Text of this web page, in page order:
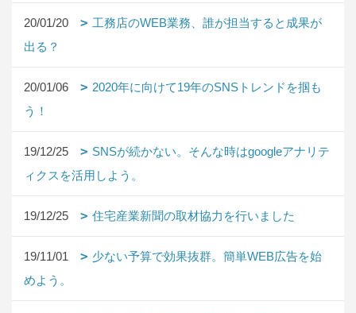
20/01/20
工務店のWEB業務、誰が担当すると成果が
出る？
20/01/06
2020年に向けて19年のSNSトレンドを掴も
う！
19/12/25
SNSが続かない。そんな時はgoogleアナリテ
ィクスを活用しよう。
19/12/25 住宅産業新聞の取材協力を行いました
19/11/01
少ない予算で効果抜群。簡単WEB広告を始
めよう。